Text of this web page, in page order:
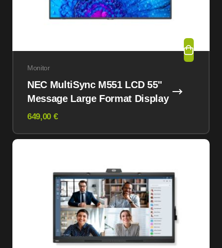
Monitor
NEC MultiSync M551 LCD 55"
Message Large Format Display
649,00 €